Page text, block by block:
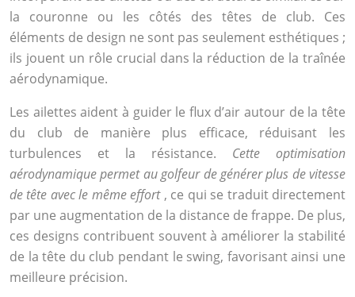
la couronne ou les côtés des têtes de club. Ces
éléments de design ne sont pas seulement esthétiques ;
ils jouent un rôle crucial dans la réduction de la traînée
aérodynamique.
Les ailettes aident à guider le flux d’air autour de la tête
du club de manière plus efficace, réduisant les
turbulences et la résistance. Cette optimisation
aérodynamique permet au golfeur de générer plus de vitesse
de tête avec le même effort , ce qui se traduit directement
par une augmentation de la distance de frappe. De plus,
ces designs contribuent souvent à améliorer la stabilité
de la tête du club pendant le swing, favorisant ainsi une
meilleure précision.